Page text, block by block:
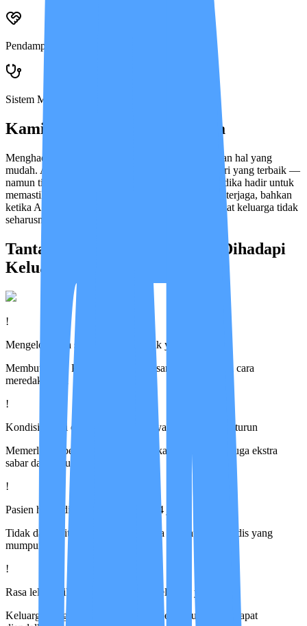
Pendampingan Live-in 24 Jam
Sistem Medical Advisor
Kami Mengerti Perasaan Anda
Menghadapi kondisi kesehatan orang terkasih bukan hal yang
mudah. Ada rasa khawatir, lelah, dan ingin memberi yang terbaik —
namun tidak selalu bisa hadir setiap saat. Insan Medika hadir untuk
memastikan keluarga Anda terawat, terpantau, dan terjaga, bahkan
ketika Anda tidak sedang di sisinya. Karena merawat keluarga tidak
seharusnya dijalani sendirian.
Tantangan yang Paling Sering Dihadapi
Keluarga
!
Mengelola rasa sakit dan gejala fisik yang rumit
Membutuhkan Perawat STR yang sangat memahami cara
meredakannya
!
Kondisi emosi dan spiritual pasien yang sedang naik-turun
Memerlukan perawat yang tidak sekadar ahli, tetapi juga ekstra
sabar dan penuh empati
!
Pasien harus dijaga penuh selama 24 jam
Tidak dapat ditinggal sendirian tanpa pengawasan medis yang
mumpuni
!
Rasa lelah fisik dan beban pikiran keluarga yang berat
Keluarga sangat membutuhkan tim pendukung yang dapat